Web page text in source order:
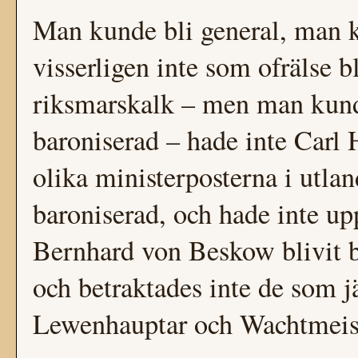
Man kunde bli general, man
visserligen inte som ofrälse
riksmarskalk – men man
baroniserad – hade inte Carl
olika ministerposterna i
baroniserad, och hade inte
Bernhard von Beskow blivit
och betraktades inte de som
Lewenhauptar och